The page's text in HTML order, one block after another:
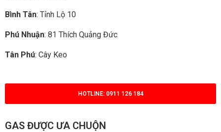
Bình Tân: Tỉnh Lộ 10
Phú Nhuận: 81 Thích Quảng Đức
Tân Phú: Cây Keo
HOTLINE: 0911 126 184
GAS ĐƯỢC ƯA CHUỘN